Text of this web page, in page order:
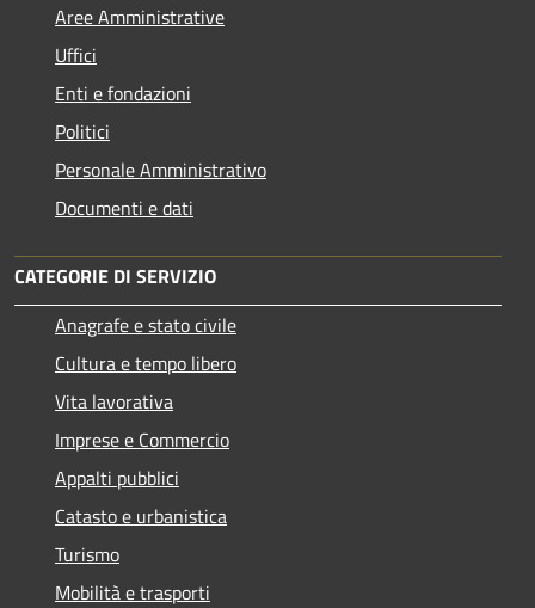
Aree Amministrative
Uffici
Enti e fondazioni
Politici
Personale Amministrativo
Documenti e dati
CATEGORIE DI SERVIZIO
Anagrafe e stato civile
Cultura e tempo libero
Vita lavorativa
Imprese e Commercio
Appalti pubblici
Catasto e urbanistica
Turismo
Mobilità e trasporti